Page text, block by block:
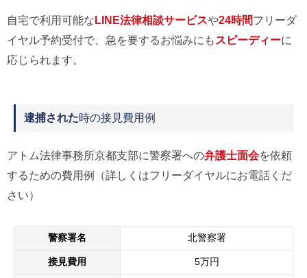
自宅で利用可能なLINE法律相談サービスや24時間フリーダ
イヤル予約受付で、急を要するお悩みにも スピーディーに
応じられます。
逮捕された時の接見費用例
アトム法律事務所京都支部に警察署への弁護士面会を依頼
するための費用例（詳しくはフリーダイヤルにお電話くだ
さい）
警察署名 北警察署
接見費用 5万円